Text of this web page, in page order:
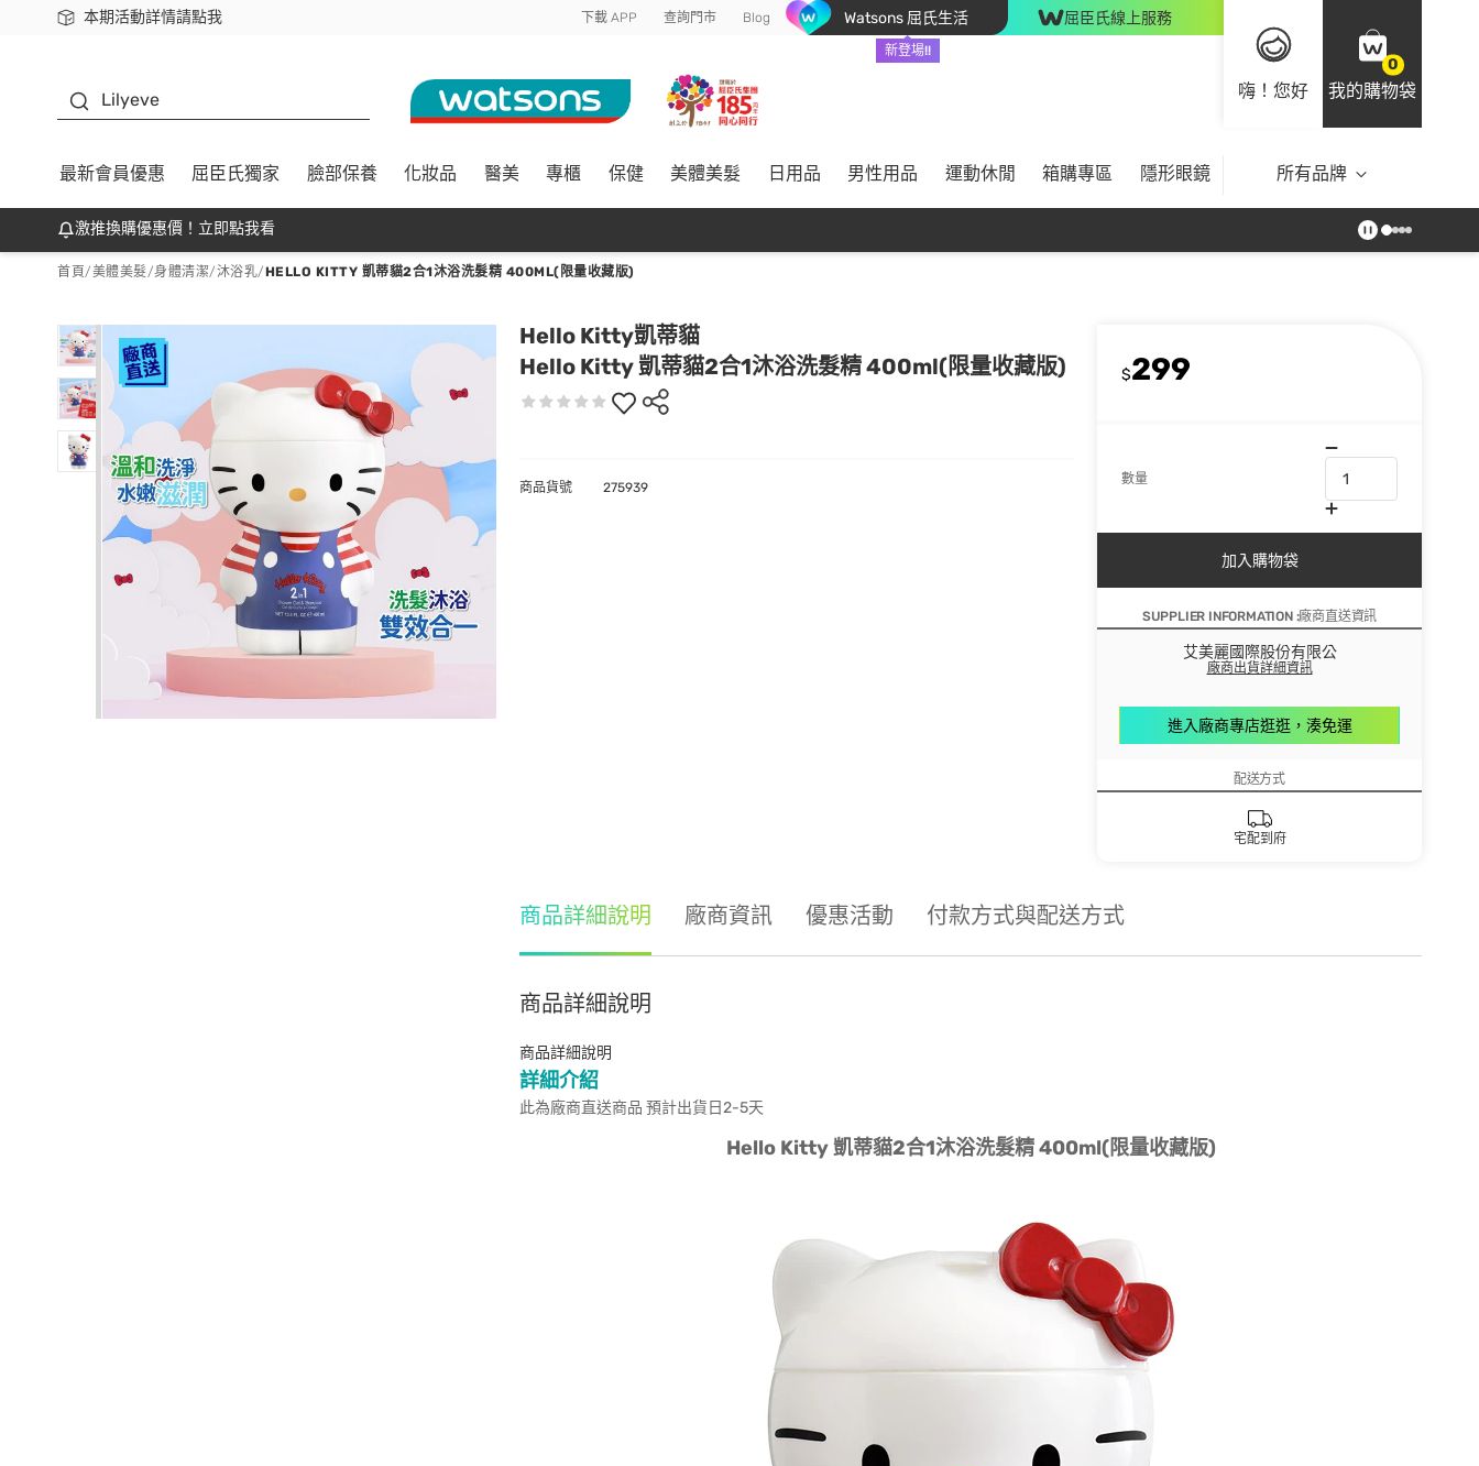
本期活動詳情請點我
下載app最高回饋$350 下載 APP 查詢門市 Blog Watsons 屈氏生活
新登場!!
屈臣氏線上服務
嗨！您好
0
我的購物袋
Lilyeve
最新會員優惠 屈臣氏獨家 臉部保養 化妝品 醫美 專櫃 保健 美體美髮 日用品 男性用品 運動休閒 箱購專區 隱形眼鏡 所有品牌
激推換購優惠價！立即點我看
首頁/美體美髮/身體清潔/沐浴乳/HELLO KITTY 凱蒂貓2合1沐浴洗髮精 400ML(限量收藏版)
Hello Kitty凱蒂貓
Hello Kitty 凱蒂貓2合1沐浴洗髮精 400ml(限量收藏版)
$299
數量
加入購物袋
SUPPLIER INFORMATION :廠商直送資訊
艾美麗國際股份有限公
廠商出貨詳細資訊
進入廠商專店逛逛，湊免運
配送方式
宅配到府
商品貨號 275939
商品詳細說明 廠商資訊 優惠活動 付款方式與配送方式
商品詳細說明
商品詳細說明
詳細介紹
此為廠商直送商品 預計出貨日2-5天
Hello Kitty 凱蒂貓2合1沐浴洗髮精 400ml(限量收藏版)